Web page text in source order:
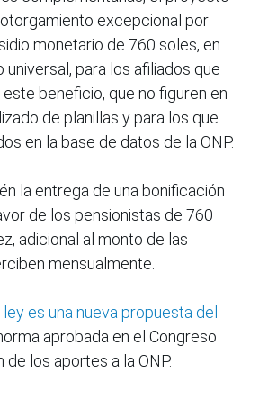
excepcional por
monetario de 760 soles, en
para los afiliados que
beneficio, que no figuren en
de planillas y para los que
en la base de datos de la ONP.
la entrega de una bonificación
de los pensionistas de 760
adicional al monto de las
mensualmente.
es una nueva propuesta del
aprobada en el Congreso
de los aportes a la ONP.